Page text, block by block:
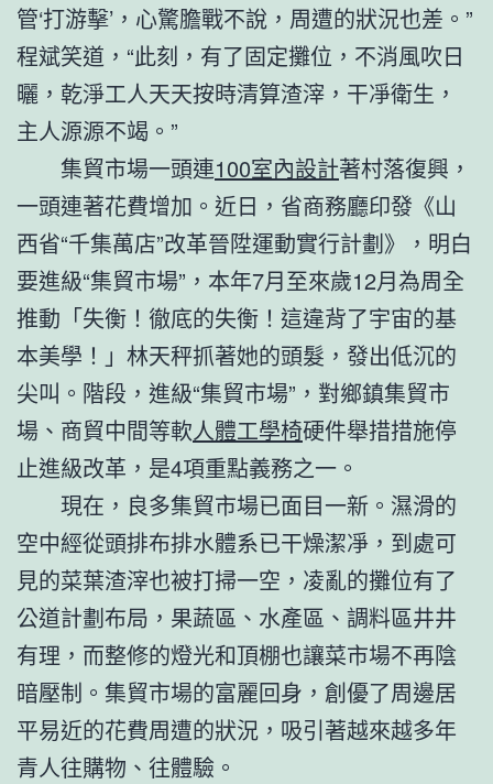
管‘打游擊’，心驚膽戰不說，周遭的狀況也差。”
程斌笑道，“此刻，有了固定攤位，不消風吹日
曬，乾淨工人天天按時清算渣滓，干凈衛生，
主人源源不竭。”
集貿市場一頭連100室內設計著村落復興，
一頭連著花費增加。近日，省商務廳印發《山
西省“千集萬店”改革晉陞運動實行計劃》，明白
要進級“集貿市場”，本年7月至來歲12月為周全
推動「失衡！徹底的失衡！這違背了宇宙的基
本美學！」林天秤抓著她的頭髮，發出低沉的
尖叫。階段，進級“集貿市場”，對鄉鎮集貿市
場、商貿中間等軟人體工學椅硬件舉措措施停
止進級改革，是4項重點義務之一。
現在，良多集貿市場已面目一新。濕滑的
空中經從頭排布排水體系已干燥潔凈，到處可
見的菜葉渣滓也被打掃一空，凌亂的攤位有了
公道計劃布局，果蔬區、水產區、調料區井井
有理，而整修的燈光和頂棚也讓菜市場不再陰
暗壓制。集貿市場的富麗回身，創優了周邊居
平易近的花費周遭的狀況，吸引著越來越多年
青人往購物、往體驗。